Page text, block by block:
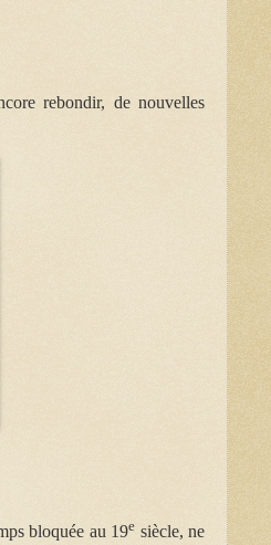
rebondir, de nouvelles
bloquée au 19e siècle, ne